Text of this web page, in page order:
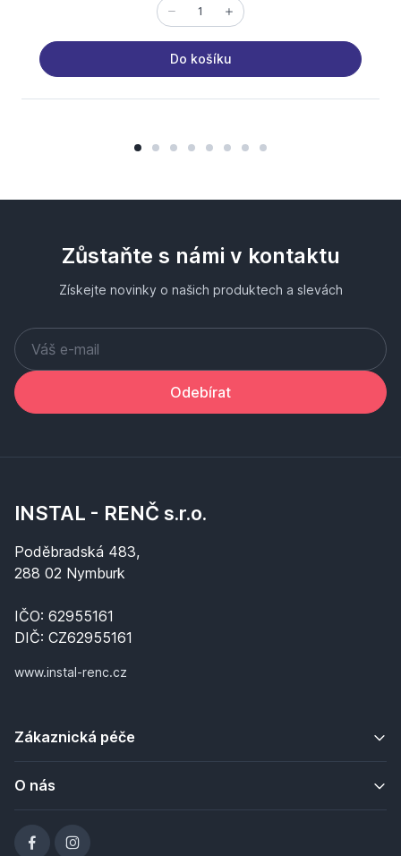
Do košíku
Zůstaňte s námi v kontaktu
Získejte novinky o našich produktech a slevách
Odebírat
INSTAL - RENČ s.r.o.
Poděbradská 483,
288 02 Nymburk
IČO: 62955161
DIČ: CZ62955161
www.instal-renc.cz
Zákaznická péče
O nás